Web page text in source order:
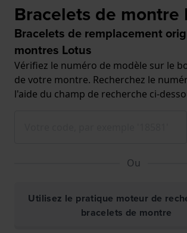
Bracelets de montre
Bracelets de remplacement
montres Lotus
Vérifiez le numéro de modèle sur le
de votre montre. Recherchez le
l'aide du champ de recherche ci-
Ou
Utilisez le pratique moteur de
bracelets de montre